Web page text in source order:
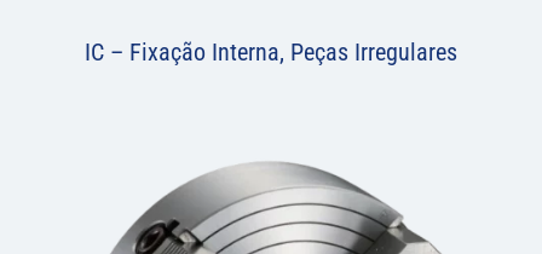
IC – Fixação Interna, Peças Irregulares